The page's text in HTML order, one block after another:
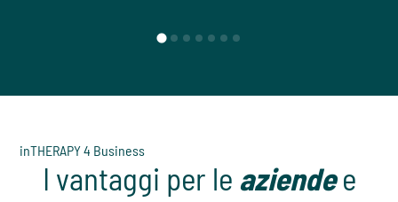
inTHERAPY 4 Business
I vantaggi per le aziendee